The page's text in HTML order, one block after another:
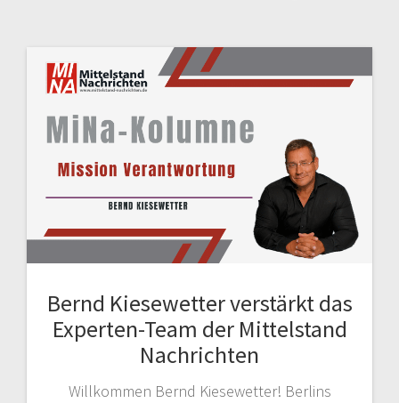
Bernd Kiesewetter verstärkt das
Experten-Team der Mittelstand
Nachrichten
Willkommen Bernd Kiesewetter! Berlins